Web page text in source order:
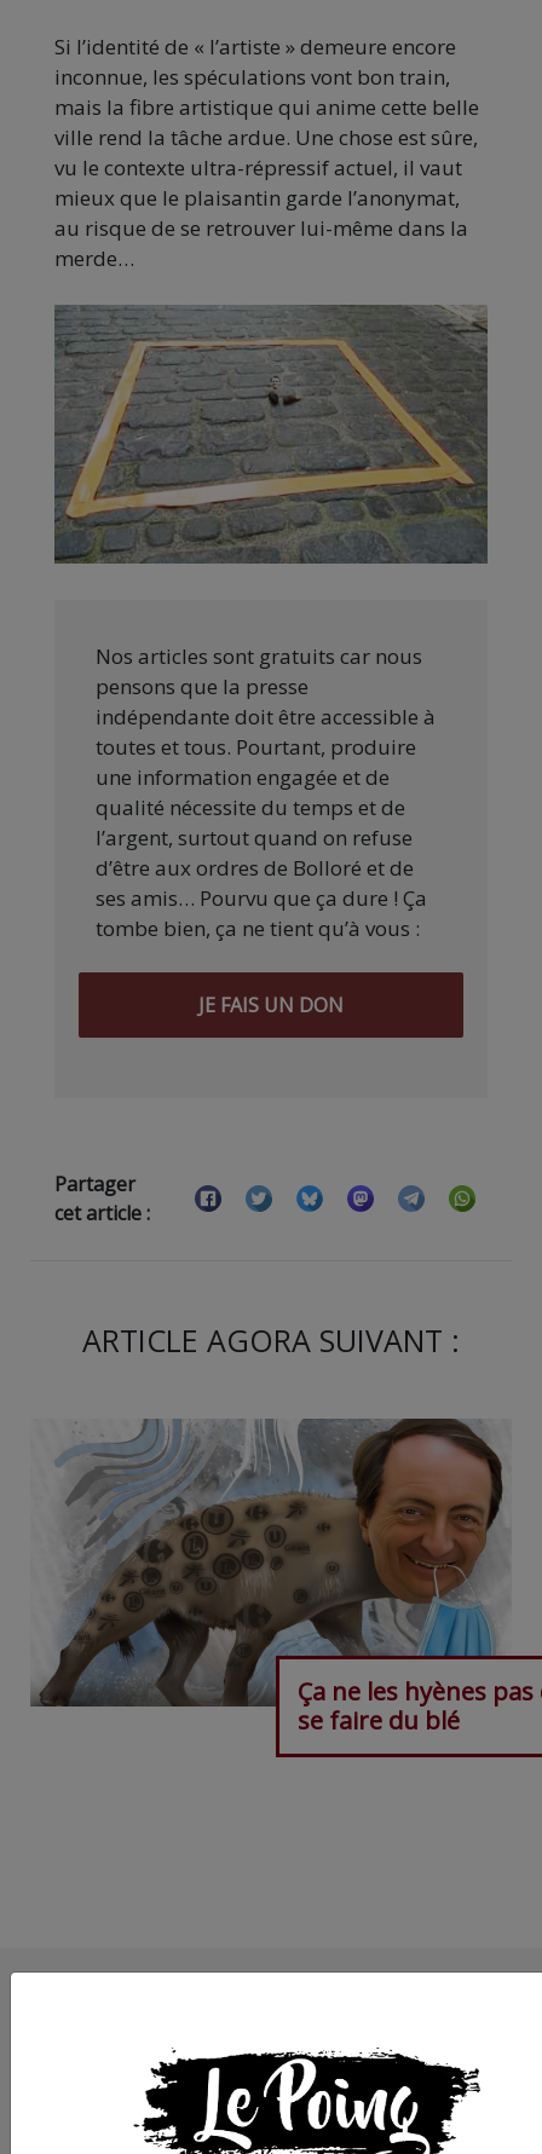
Si l’identité de « l’artiste » demeure encore
inconnue, les spéculations vont bon train,
mais la fibre artistique qui anime cette belle
ville rend la tâche ardue. Une chose est sûre,
vu le contexte ultra-répressif actuel, il vaut
mieux que le plaisantin garde l’anonymat,
au risque de se retrouver lui-même dans la
merde…
Nos articles sont gratuits car nous
pensons que la presse
indépendante doit être accessible à
toutes et tous. Pourtant, produire
une information engagée et de
qualité nécessite du temps et de
l’argent, surtout quand on refuse
d’être aux ordres de Bolloré et de
ses amis… Pourvu que ça dure ! Ça
tombe bien, ça ne tient qu’à vous :
JE FAIS UN DON
Partager
cet article :
ARTICLE AGORA SUIVANT :
Ça ne les hyènes pas
se faire du blé